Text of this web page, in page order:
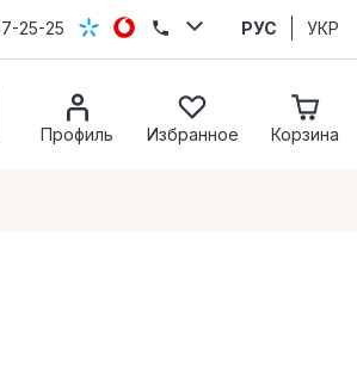
25-25 РУС УКР
Профиль Избранное Корзина